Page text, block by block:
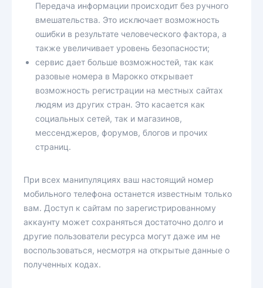
Передача информации происходит без ручного
вмешательства. Это исключает возможность
ошибки в результате человеческого фактора, а
также увеличивает уровень безопасности;
сервис дает больше возможностей, так как
разовые номера в Марокко открывает
возможность регистрации на местных сайтах
людям из других стран. Это касается как
социальных сетей, так и магазинов,
мессенджеров, форумов, блогов и прочих
страниц.
При всех манипуляциях ваш настоящий номер
мобильного телефона останется известным только
вам. Доступ к сайтам по зарегистрированному
аккаунту может сохраняться достаточно долго и
другие пользователи ресурса могут даже им не
воспользоваться, несмотря на открытые данные о
полученных кодах.